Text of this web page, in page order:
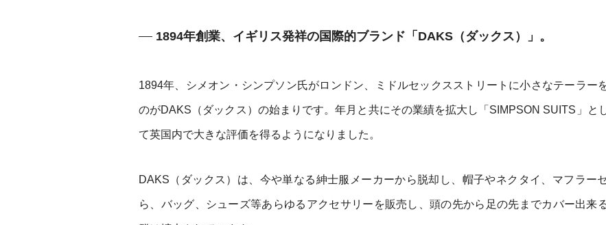
1894年創業、イギリス発祥の国際的ブランド「DAKS（ダックス）」。
1894年、シメオン・シンプソン氏がロンドン、ミドルセックスストリートに小さなテーラー
のがDAKS（ダックス）の始まりです。年月と共にその業績を拡大し「SIMPSON SUITS」と
て英国内で大きな評価を得るようになりました。
DAKS（ダックス）は、今や単なる紳士服メーカーから脱却し、帽子やネクタイ、マフラー
ら、バッグ、シューズ等あらゆるアクセサリーを販売し、頭の先から足の先までカバー出来